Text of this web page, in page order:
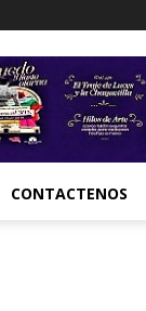
CONTACTENOS